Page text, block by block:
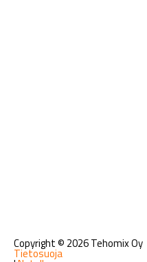
Copyright © 2026 Tehomix Oy
Tietosuoja